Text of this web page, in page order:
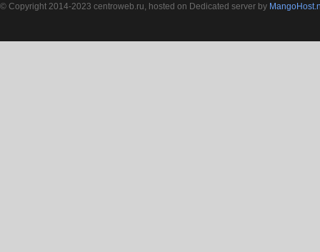
© Copyright 2014-2023 centroweb.ru, hosted on Dedicated server by